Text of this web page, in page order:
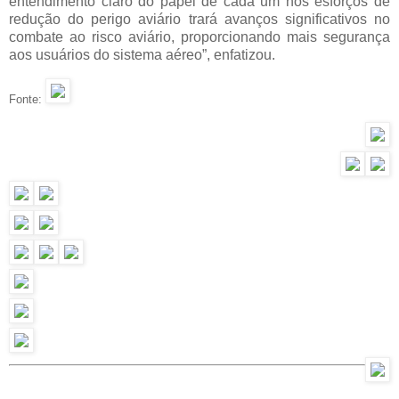
redução do perigo aviário trará avanços significativos no
combate ao risco aviário, proporcionando mais segurança
aos usuários do sistema aéreo”, enfatizou.
Fonte: